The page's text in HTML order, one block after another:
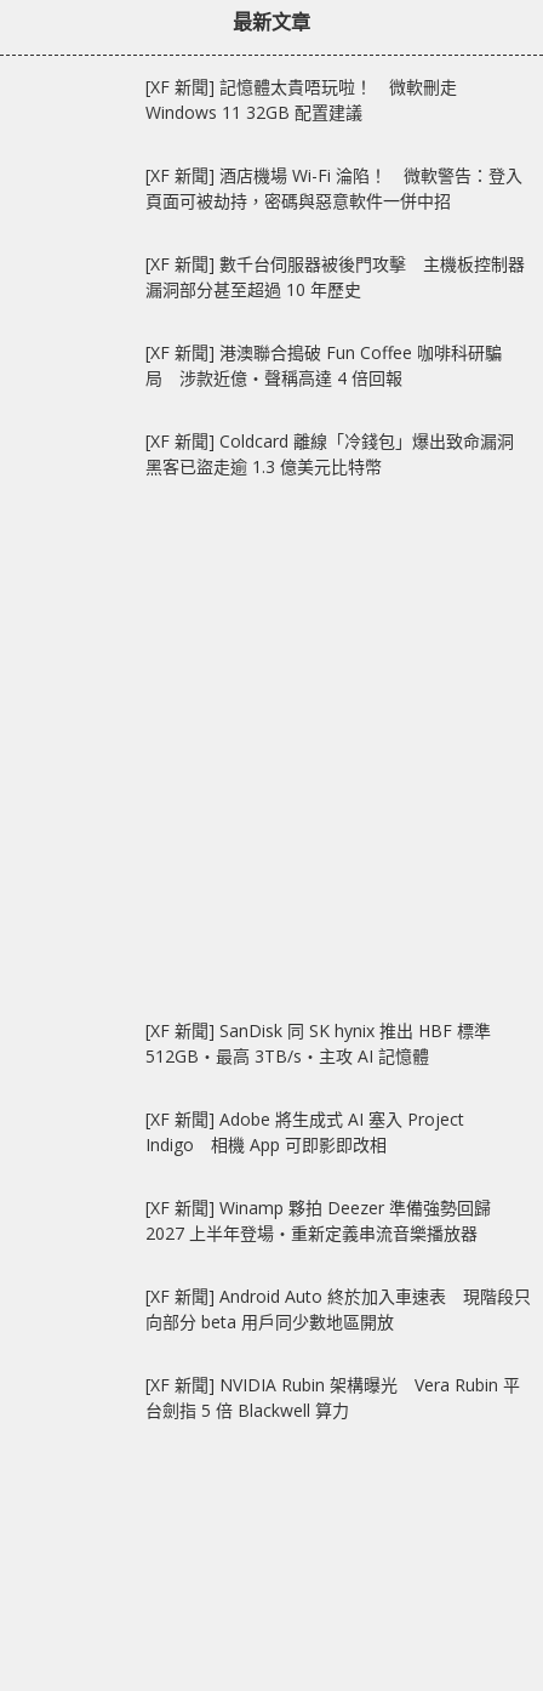
最新文章
[XF 新聞] 記憶體太貴唔玩啦！ 微軟刪走
Windows 11 32GB 配置建議
[XF 新聞] 酒店機場 Wi-Fi 淪陷！ 微軟警告：登入
頁面可被劫持，密碼與惡意軟件一併中招
[XF 新聞] 數千台伺服器被後門攻擊 主機板控制器
漏洞部分甚至超過 10 年歷史
[XF 新聞] 港澳聯合搗破 Fun Coffee 咖啡科研騙
局 涉款近億‧聲稱高達 4 倍回報
[XF 新聞] Coldcard 離線「冷錢包」爆出致命漏洞
黑客已盜走逾 1.3 億美元比特幣
[XF 新聞] SanDisk 同 SK hynix 推出 HBF 標準
512GB‧最高 3TB/s‧主攻 AI 記憶體
[XF 新聞] Adobe 將生成式 AI 塞入 Project
Indigo 相機 App 可即影即改相
[XF 新聞] Winamp 夥拍 Deezer 準備強勢回歸
2027 上半年登場‧重新定義串流音樂播放器
[XF 新聞] Android Auto 終於加入車速表 現階段只
向部分 beta 用戶同少數地區開放
[XF 新聞] NVIDIA Rubin 架構曝光 Vera Rubin 平
台劍指 5 倍 Blackwell 算力